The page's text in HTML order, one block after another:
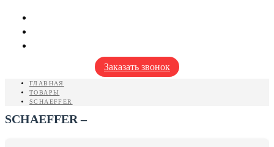
Заказать звонок
ГЛАВНАЯ
ТОВАРЫ
SCHAEFFER
SCHAEFFER –